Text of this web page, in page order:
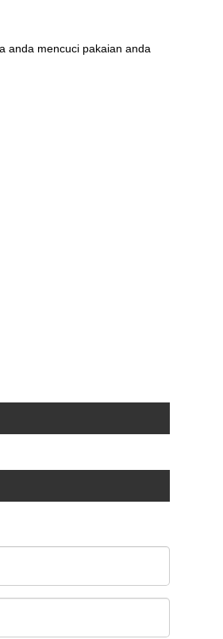
anda mencuci pakaian anda